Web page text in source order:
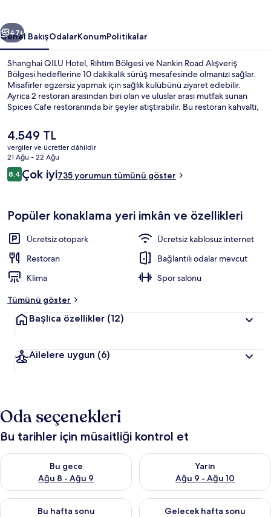
Sonraki
47+
Genel BakışOdalarKonumPolitikalar
Shanghai QILU Hotel, Rıhtım Bölgesi ve Nankin Road Alışveriş
Bölgesi hedeflerine 10 dakikalık sürüş mesafesinde olmanızı sağlar.
Misafirler egzersiz yapmak için sağlık kulübünü ziyaret edebilir.
Ayrıca 2 restoran arasından biri olan ve uluslar arası mutfak sunan
Spices Cafe restoranında bir şeyler atıştırabilir. Bu restoran kahvaltı,
yemek büfesi/şarküteri ve teras diğer öne çıkan özellikler
arasındadır. Konaklama yeri toplu taşımaya yakındır, Pudian Yolu
İstasyonu 4 dakikalık ve Century Bulvarı İstasyonu 11 dakikalık yürüme
mesafesindedir.
Şu
anki
fiyat
4.549 TL
4.549 TL
vergiler ve ücretler dâhildir
21 Ağu - 22 Ağu
Yorumlar
8,48,4/10
Çok iyi735 yorumun tümünü göster
Popüler konaklama yeri imkân ve özellikleri
Ücretsiz otopark
Ücretsiz kablosuz internet
Restoran
Bağlantılı odalar mevcut
Klima
Spor salonu
Tümünü göster
Başlıca özellikler (12)
Ailelere uygun (6)
Oda seçenekleri
Bu tarihler için müsaitliği kontrol et
Bu gece
Ağu 8 - Ağu 9
Bu gece için müsaitliği kontrol et Ağu 8 - Ağu 9
Yarın
Ağu 9 - Ağu 10
Yarın için müsaitliği kontrol
Bu hafta sonu
Bu hafta sonu için müsaitliği kontrol et Ağu 14 - Ağu 16
Gelecek hafta sonu
Önümüzdeki hafta sonu için